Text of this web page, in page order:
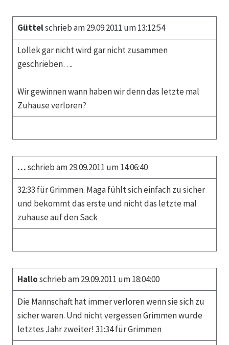
Güttelschrieb am 29.09.2011 um 13:12:54
Lollek gar nicht wird gar nicht zusammen
geschrieben….
Wir gewinnen wann haben wir denn das letzte mal
Zuhause verloren?
…schrieb am 29.09.2011 um 14:06:40
32:33 für Grimmen. Maga fühlt sich einfach zu sicher
und bekommt das erste und nicht das letzte mal
zuhause auf den Sack
Halloschrieb am 29.09.2011 um 18:04:00
Die Mannschaft hat immer verloren wenn sie sich zu
sicher waren. Und nicht vergessen Grimmen wurde
letztes Jahr zweiter! 31:34 für Grimmen